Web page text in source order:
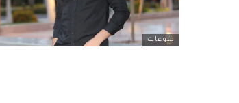
منوعات